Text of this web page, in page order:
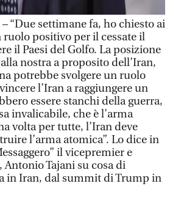
– “Due settimane fa, ho chiesto ai
ruolo positivo per il cessate il
il Paesi del Golfo. La posizione
nostra a proposito dell’Iran,
potrebbe svolgere un ruolo
l’Iran a raggiungere un
essere stanchi della guerra,
invalicabile, che è l’arma
volta per tutte, l’Iran deve
l’arma atomica”. Lo dice in
il vicepremier e
Tajani su cosa di
in Iran, dal summit di Trump in